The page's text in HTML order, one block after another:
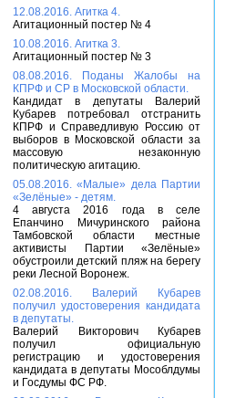
12.08.2016. Агитка 4.
Агитационный постер № 4
10.08.2016. Агитка 3.
Агитационный постер № 3
08.08.2016. Поданы Жалобы на
КПРФ и СР в Московской области.
Кандидат в депутаты Валерий
Кубарев потребовал отстранить
КПРФ и Справедливую Россию от
выборов в Московской области за
массовую незаконную
политическую агитацию.
05.08.2016. «Малые» дела Партии
«Зелёные» - детям.
4 августа 2016 года в селе
Епанчино Мичуринского района
Тамбовской области местные
активисты Партии «Зелёные»
обустроили детский пляж на берегу
реки Лесной Воронеж.
02.08.2016. Валерий Кубарев
получил удостоверения кандидата
в депутаты.
Валерий Викторович Кубарев
получил официальную
регистрацию и удостоверения
кандидата в депутаты Мособлдумы
и Госдумы ФС РФ.